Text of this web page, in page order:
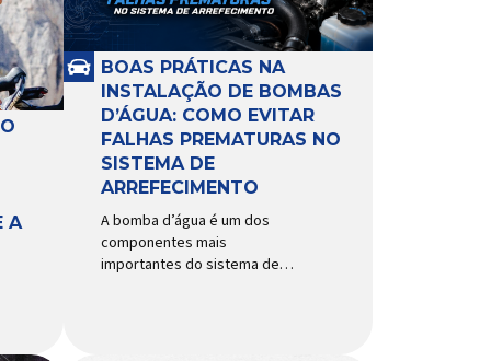
A
BOAS PRÁTICAS NA
INSTALAÇÃO DE BOMBAS
D’ÁGUA: COMO EVITAR
FALHAS PREMATURAS NO
SISTEMA DE
ARREFECIMENTO
A bomba d’água é um dos
componentes mais
importantes do sistema de